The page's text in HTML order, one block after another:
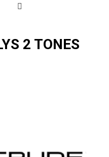
2 TONES